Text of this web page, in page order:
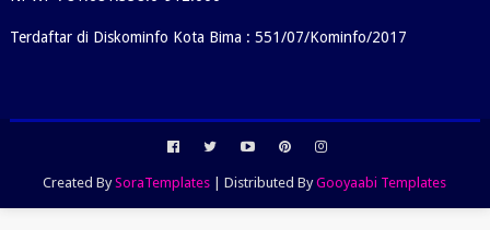
Terdaftar di Diskominfo Kota Bima : 551/07/Kominfo/2017
Created BySoraTemplates | Distributed ByGooyaabi Templates